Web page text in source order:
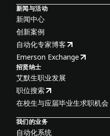
新闻与活动
新闻中心
创新案例
自动化专家博客
Emerson Exchange
招贤纳士
艾默生职业发展
职位搜索
在校生与应届毕业生求职机会
我们的业务
自动化系统